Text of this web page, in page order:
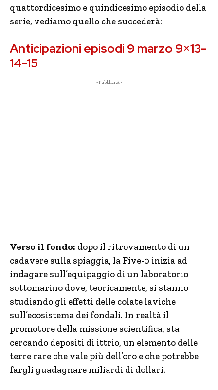
quattordicesimo e quindicesimo episodio della
serie, vediamo quello che succederà:
Anticipazioni episodi 9 marzo 9×13-
14-15
- Pubblicità -
Verso il fondo: dopo il ritrovamento di un
cadavere sulla spiaggia, la Five-0 inizia ad
indagare sull’equipaggio di un laboratorio
sottomarino dove, teoricamente, si stanno
studiando gli effetti delle colate laviche
sull’ecosistema dei fondali. In realtà il
promotore della missione scientifica, sta
cercando depositi di ittrio, un elemento delle
terre rare che vale più dell’oro e che potrebbe
fargli guadagnare miliardi di dollari.